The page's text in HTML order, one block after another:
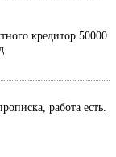
кредитор 50000
работа есть.